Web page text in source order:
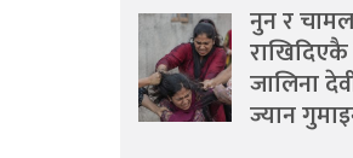
नुन र
जालिना
ज्यान